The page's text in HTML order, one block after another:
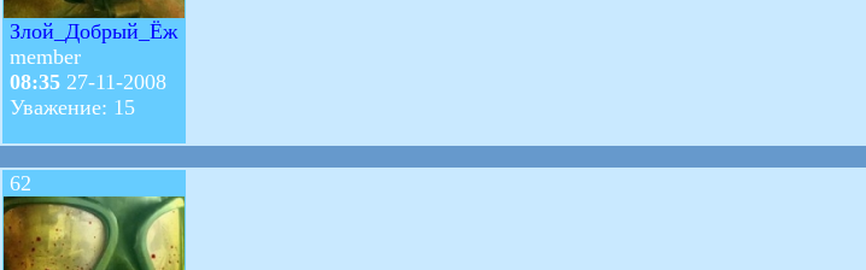
Злой_Добрый_Ёж
member
08:35 27-11-2008
Уважение: 15
62